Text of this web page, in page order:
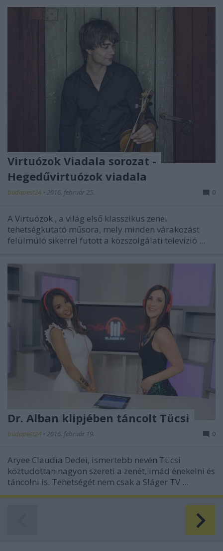
Virtuózok Viadala sorozat -
Hegedűvirtuózok viadala
budapest24 • 2016. február 25. 0
AVirtuózok , a világ első klasszikus zenei
tehetségkutató műsora, mely minden várakozást
felülmúló sikerrel futott a közszolgálati televízió ...
Dr. Alban klipjében táncolt Tücsi
budapest24 • 2016. február 19. 0
Aryee Claudia Dedei, ismertebb nevén Tücsi
köztudottan nagyon szereti a zenét, imád énekelni és
táncolni is. Tehetségét nem csak a Sláger TV ...